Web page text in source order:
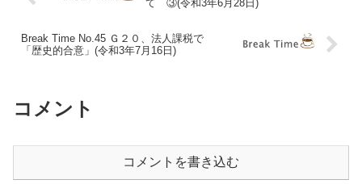
て ③(令和3年6月28日)
Break Time No.45 Ｇ２０、法人課税で
「歴史的合意」(令和3年7月16日)
コメント
コメントを書き込む